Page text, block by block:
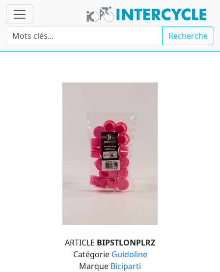
Recherche
ARTICLE BIPSTLONPLRZ
Catégorie Guidoline
Marque Biciparti